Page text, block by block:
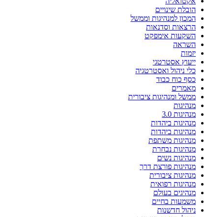
הובלת שינויים
המכון למנהיגות וממשל
הרצאות וסדנאות
השקעות אימפקט
השראה
יזמות
ייעוץ אסטרטגי
כלי ניהול ואסטרטגיה
כסף כוח כבוד
מאמרים
ממשל ומנהיגות ציבורית
מנהיגות
מנהיגות 3.0
מנהיגות ביהדות
מנהיגות ביהדות
מנהיגות משתפת
מנהיגות נבחרת
מנהיגות נשים
מנהיגות פורצת דרך
מנהיגות ציבורית
מנהיגות רפואית
מנהיגים בעולם
משמעות בחיים
ניהול חדשנות